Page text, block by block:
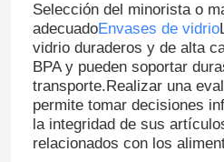
Inicio
Selección del minorista o
adecuadoEnvases de vidrio
vidrio duraderos y de alta
BPA y pueden soportar
transporte.Realizar una
permite tomar decisiones
la integridad de sus
relacionados con los